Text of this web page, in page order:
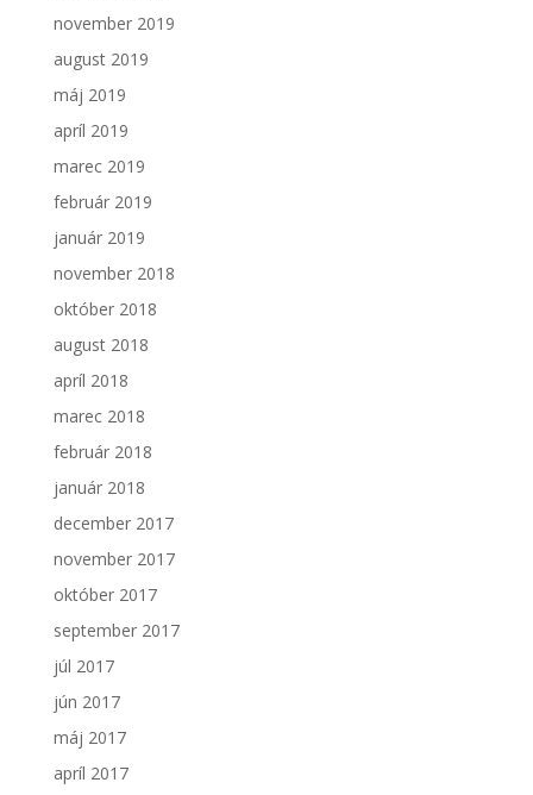
november 2019
august 2019
máj 2019
apríl 2019
marec 2019
február 2019
január 2019
november 2018
október 2018
august 2018
apríl 2018
marec 2018
február 2018
január 2018
december 2017
november 2017
október 2017
september 2017
júl 2017
jún 2017
máj 2017
apríl 2017